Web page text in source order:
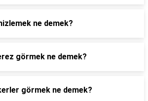
ne demek?
görmek ne demek?
görmek ne demek?